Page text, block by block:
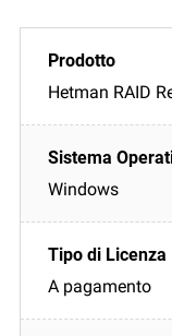
Hetman RAID
Windows
A pagamento